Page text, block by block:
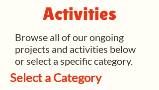
Activities
Browse all of our ongoing
projects and activities below
or select a specific category.
Select a Category